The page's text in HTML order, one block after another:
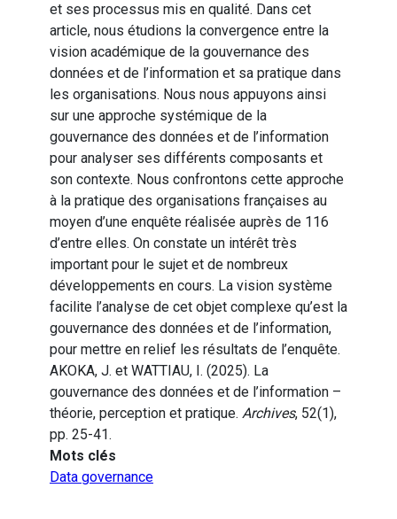
et ses processus mis en qualité. Dans cet
article, nous étudions la convergence entre la
vision académique de la gouvernance des
données et de l’information et sa pratique dans
les organisations. Nous nous appuyons ainsi
sur une approche systémique de la
gouvernance des données et de l’information
pour analyser ses différents composants et
son contexte. Nous confrontons cette approche
à la pratique des organisations françaises au
moyen d’une enquête réalisée auprès de 116
d’entre elles. On constate un intérêt très
important pour le sujet et de nombreux
développements en cours. La vision système
facilite l’analyse de cet objet complexe qu’est la
gouvernance des données et de l’information,
pour mettre en relief les résultats de l’enquête.
AKOKA, J. et WATTIAU, I. (2025). La
gouvernance des données et de l’information –
théorie, perception et pratique. Archives, 52(1),
pp. 25-41.
Mots clés
Data governance